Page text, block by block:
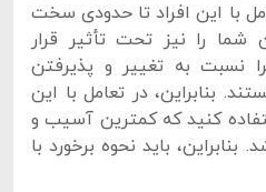
با این افراد تا حدودی سخت
را نیز تحت تأثیر قرار
نسبت به تغییر و پذیرفتن
بنابراین، در تعامل با این
کنید که کمترین آسیب و
باید نحوه برخورد با